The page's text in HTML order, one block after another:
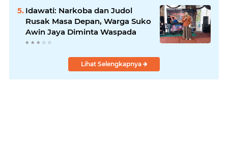
Idawati: Narkoba dan Judol
Rusak Masa Depan, Warga Suko
Awin Jaya Diminta Waspada
Lihat Selengkapnya